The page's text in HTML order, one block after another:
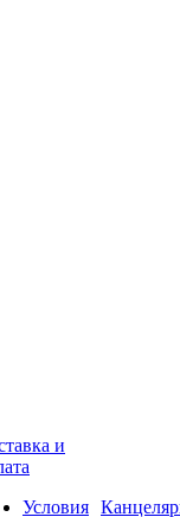
и
Условия